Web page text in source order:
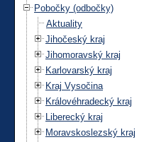
Pobočky (odbočky)
Aktuality
Jihočeský kraj
Jihomoravský kraj
Karlovarský kraj
Kraj Vysočina
Královéhradecký kraj
Liberecký kraj
Moravskoslezský kraj